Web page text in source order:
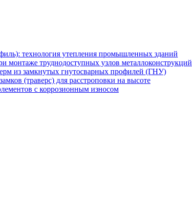
технология утепления промышленных зданий
монтаже труднодоступных узлов металлоконструкций
из замкнутых гнутосварных профилей (ГНУ)
(траверс) для расстроповки на высоте
с коррозионным износом